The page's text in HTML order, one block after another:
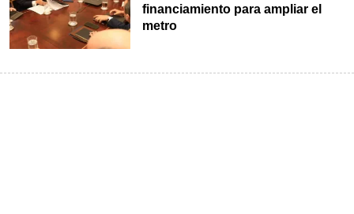
financiamiento para ampliar el
metro